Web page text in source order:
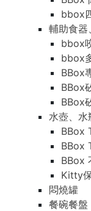
bbox
輔助食器
bbox
bbox
BBox
BBox
BBox
水壺、水
BBox
BBox
BBox
Kitty
悶燒罐
餐碗餐盤